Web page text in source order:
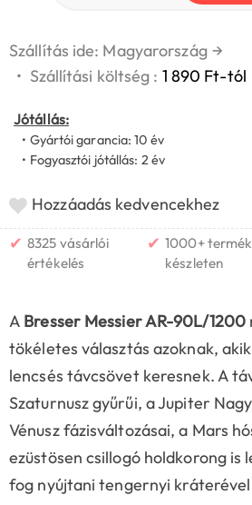
Szállítás ide: Magyarország →
• Szállítási költség : 1 890 Ft-tól
Jótállás:
• Gyártói garancia: 10 év
• Fogyasztói jótállás: 2 év
Hozzáadás kedvencekhez
✔ 8325 vásárlói
értékelés
✔ 1000+ termék
készleten
A Bresser Messier AR-90L/1200
tökéletes választás azoknak,
lencsés távcsövet keresnek. A
Szaturnusz gyűrűi, a Jupiter
Vénusz fázisváltozásai, a Mars
ezüstösen csillogó holdkorong is
fog nyújtani tengernyi